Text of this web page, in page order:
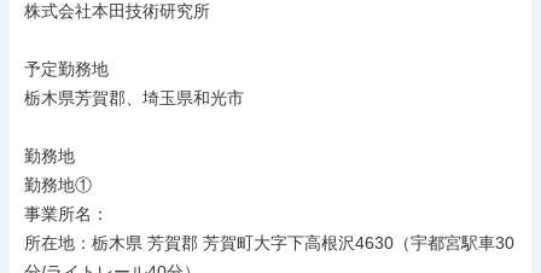
株式会社本田技術研究所
予定勤務地
栃木県芳賀郡、埼玉県和光市
勤務地
勤務地①
事業所名：
所在地：栃木県 芳賀郡 芳賀町大字下高根沢4630（宇都宮駅車30